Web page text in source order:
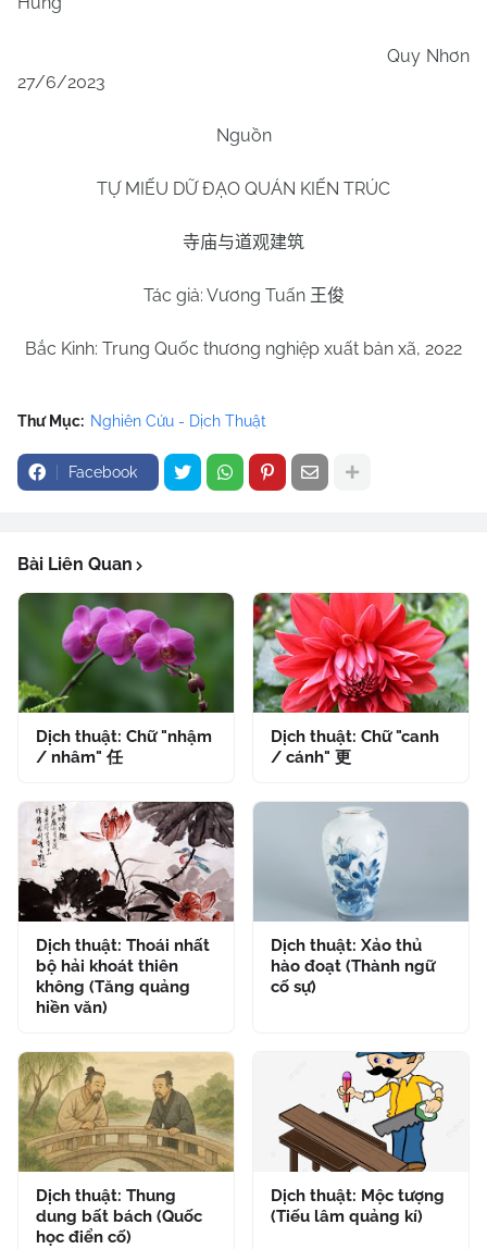
Quy Nhơn
27/6/2023
Nguồn
TỰ MIẾU DỮ ĐẠO QUÁN KIẾN TRÚC
寺庙与道观建筑
Tác giả: Vương Tuấn 王俊
Bắc Kinh: Trung Quốc thương nghiệp xuất bản xã, 2022
Thư Mục: Nghiên Cứu - Dịch Thuật
Facebook
Bài Liên Quan
Dịch thuật: Chữ "nhậm
/ nhâm" 任
Dịch thuật: Chữ "canh
/ cánh" 更
Dịch thuật: Thoái nhất
bộ hải khoát thiên
không (Tăng quảng
hiền văn)
Dịch thuật: Xảo thủ
hào đoạt (Thành ngữ
cố sự)
Dịch thuật: Thung
dung bất bách (Quốc
học điển cố)
Dịch thuật: Mộc tượng
(Tiếu lâm quảng kí)